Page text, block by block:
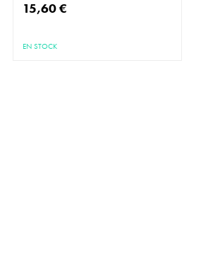
15,60 €
EN STOCK